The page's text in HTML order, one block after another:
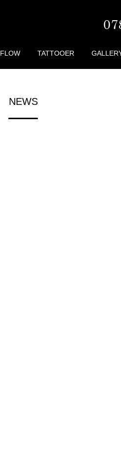
FLOW TATTOOER
NEWS